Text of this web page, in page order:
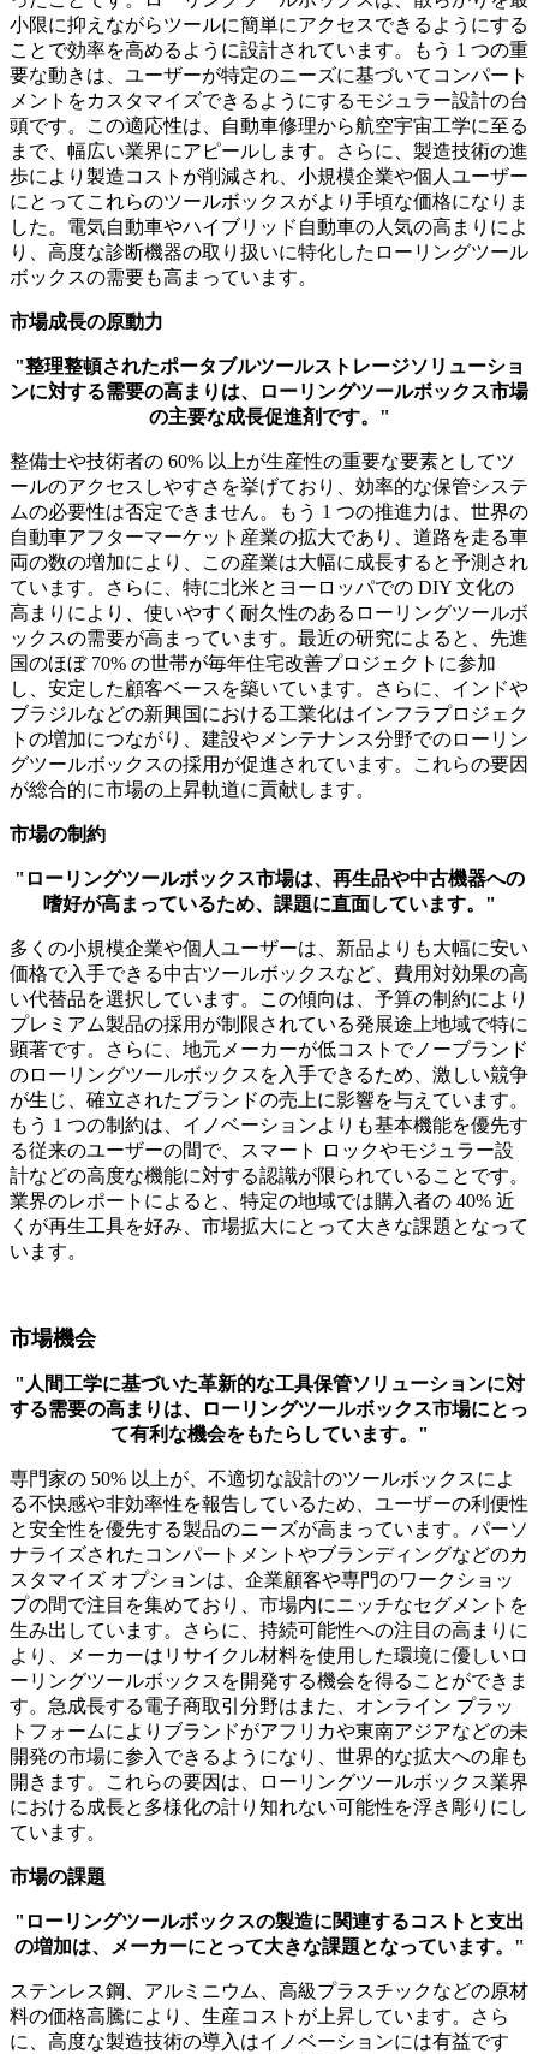
小限に抑えながらツールに簡単にアクセスできるようにする
ことで効率を高めるように設計されています。もう 1 つの重
要な動きは、ユーザーが特定のニーズに基づいてコンパート
メントをカスタマイズできるようにするモジュラー設計の台
頭です。この適応性は、自動車修理から航空宇宙工学に至る
まで、幅広い業界にアピールします。さらに、製造技術の進
歩により製造コストが削減され、小規模企業や個人ユーザー
にとってこれらのツールボックスがより手頃な価格になりま
した。電気自動車やハイブリッド自動車の人気の高まりによ
り、高度な診断機器の取り扱いに特化したローリングツール
ボックスの需要も高まっています。
市場成長の原動力
"整理整頓されたポータブルツールストレージソリューショ
ンに対する需要の高まりは、ローリングツールボックス市場
の主要な成長促進剤です。"
整備士や技術者の 60% 以上が生産性の重要な要素としてツ
ールのアクセスしやすさを挙げており、効率的な保管システ
ムの必要性は否定できません。もう 1 つの推進力は、世界の
自動車アフターマーケット産業の拡大であり、道路を走る車
両の数の増加により、この産業は大幅に成長すると予測され
ています。さらに、特に北米とヨーロッパでの DIY 文化の
高まりにより、使いやすく耐久性のあるローリングツールボ
ックスの需要が高まっています。最近の研究によると、先進
国のほぼ 70% の世帯が毎年住宅改善プロジェクトに参加
し、安定した顧客ベースを築いています。さらに、インドや
ブラジルなどの新興国における工業化はインフラプロジェク
トの増加につながり、建設やメンテナンス分野でのローリン
グツールボックスの採用が促進されています。これらの要因
が総合的に市場の上昇軌道に貢献します。
市場の制約
"ローリングツールボックス市場は、再生品や中古機器への
嗜好が高まっているため、課題に直面しています。"
多くの小規模企業や個人ユーザーは、新品よりも大幅に安い
価格で入手できる中古ツールボックスなど、費用対効果の高
い代替品を選択しています。この傾向は、予算の制約により
プレミアム製品の採用が制限されている発展途上地域で特に
顕著です。さらに、地元メーカーが低コストでノーブランド
のローリングツールボックスを入手できるため、激しい競争
が生じ、確立されたブランドの売上に影響を与えています。
もう 1 つの制約は、イノベーションよりも基本機能を優先す
る従来のユーザーの間で、スマート ロックやモジュラー設
計などの高度な機能に対する認識が限られていることです。
業界のレポートによると、特定の地域では購入者の 40% 近
くが再生工具を好み、市場拡大にとって大きな課題となって
います。
市場機会
"人間工学に基づいた革新的な工具保管ソリューションに対
する需要の高まりは、ローリングツールボックス市場にとっ
て有利な機会をもたらしています。"
専門家の 50% 以上が、不適切な設計のツールボックスによ
る不快感や非効率性を報告しているため、ユーザーの利便性
と安全性を優先する製品のニーズが高まっています。パーソ
ナライズされたコンパートメントやブランディングなどのカ
スタマイズ オプションは、企業顧客や専門のワークショッ
プの間で注目を集めており、市場内にニッチなセグメントを
生み出しています。さらに、持続可能性への注目の高まりに
より、メーカーはリサイクル材料を使用した環境に優しいロ
ーリングツールボックスを開発する機会を得ることができま
す。急成長する電子商取引分野はまた、オンライン プラッ
トフォームによりブランドがアフリカや東南アジアなどの未
開発の市場に参入できるようになり、世界的な拡大への扉も
開きます。これらの要因は、ローリングツールボックス業界
における成長と多様化の計り知れない可能性を浮き彫りにし
ています。
市場の課題
"ローリングツールボックスの製造に関連するコストと支出
の増加は、メーカーにとって大きな課題となっています。"
ステンレス鋼、アルミニウム、高級プラスチックなどの原材
料の価格高騰により、生産コストが上昇しています。さら
に、高度な製造技術の導入はイノベーションには有益です